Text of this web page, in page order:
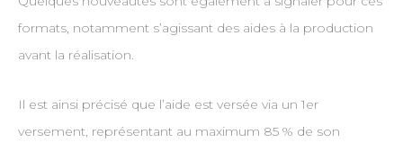
formats, notamment s’agissant des aides à la production
avant la réalisation.
Il est ainsi précisé que l’aide est versée via un 1er
versement, représentant au maximum 85 % de son